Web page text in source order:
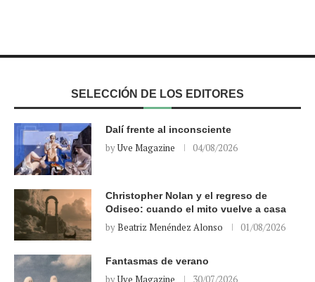
SELECCIÓN DE LOS EDITORES
Dalí frente al inconsciente
byUve Magazine 04/08/2026
Christopher Nolan y el regreso de
Odiseo: cuando el mito vuelve a casa
byBeatriz Menéndez Alonso 01/08/2026
Fantasmas de verano
byUve Magazine 30/07/2026